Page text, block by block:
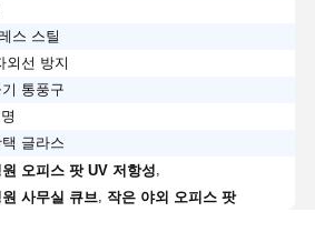
스 스틸
외선 방지
통풍구
글라스
오피스 팟 UV 저항성
사무실 큐브
작은 야외 오피스 팟